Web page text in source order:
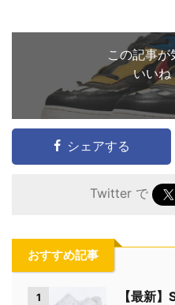
この記事
いいね
シェアする
Twitter で
おすすめ記事
1
【最新